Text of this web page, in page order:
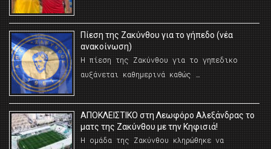
Πίεση της Ζακύνθου για το γήπεδο (νέα
ανακοίνωση)
Η πίεση της Ζακύνθου για το γηπεδικο
αυξάνεται καθημερινά καθώς …
AΠΟΚΛΕΙΣΤΙΚΟ στη Λεωφόρο Αλεξάνδρας το
ματς της Ζακύνθου με την Κηφισιά!
Η ομάδα της Ζακύνθου κληρώθηκε να